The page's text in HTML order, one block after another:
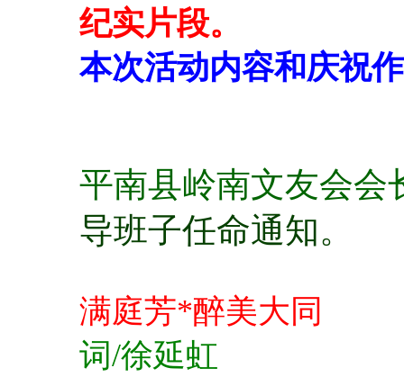
纪实片段。
本次活动内容和庆祝
平南县岭南文友会会
导班子任命通知。
满庭芳*醉美大同
词/徐延虹